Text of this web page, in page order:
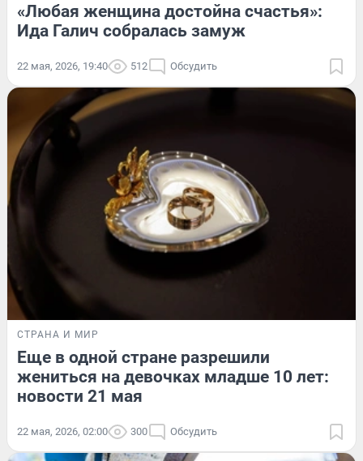
«Любая женщина достойна счастья»:
Ида Галич собралась замуж
22 мая, 2026, 19:40 512 Обсудить
СТРАНА И МИР
Еще в одной стране разрешили
жениться на девочках младше 10 лет:
новости 21 мая
22 мая, 2026, 02:00 300 Обсудить